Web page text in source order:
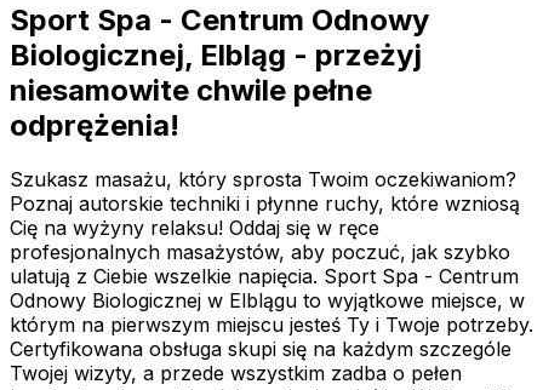
Sport Spa - Centrum Odnowy
Biologicznej, Elbląg - przeżyj
niesamowite chwile pełne
odprężenia!
Szukasz masażu, który sprosta Twoim oczekiwaniom?
Poznaj autorskie techniki i płynne ruchy, które wzniosą
Cię na wyżyny relaksu! Oddaj się w ręce
profesjonalnych masażystów, aby poczuć, jak szybko
ulatują z Ciebie wszelkie napięcia. Sport Spa - Centrum
Odnowy Biologicznej w Elblągu to wyjątkowe miejsce, w
którym na pierwszym miejscu jesteś Ty i Twoje potrzeby.
Certyfikowana obsługa skupi się na każdym szczególe
Twojej wizyty, a przede wszystkim zadba o pełen